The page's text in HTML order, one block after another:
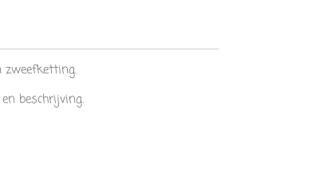
zweefketting.
beschrijving.